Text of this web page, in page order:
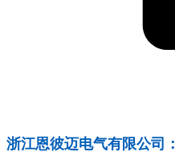
浙江恩彼迈电气有限公司：